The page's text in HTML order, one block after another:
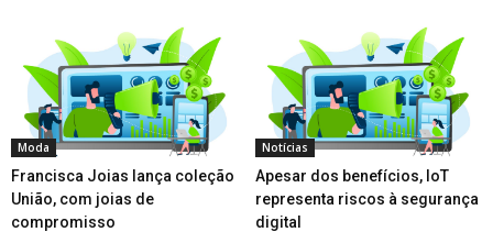
Moda
Francisca Joias lança coleção
União, com joias de
compromisso
Notícias
Apesar dos benefícios, IoT
representa riscos à segurança
digital